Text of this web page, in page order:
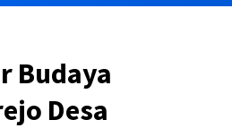
Budaya
Desa